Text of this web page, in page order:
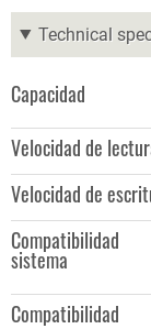
Technical
Capacidad
Velocidad de
Velocidad de
Compatibilidad
sistema
Compatibilidad